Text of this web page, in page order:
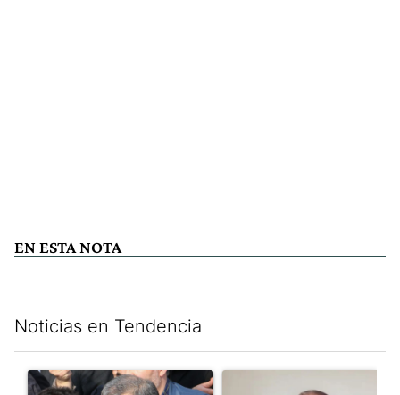
EN ESTA NOTA
Noticias en Tendencia
Un artículo de tendencia con el título "Irán nombró al ideólogo